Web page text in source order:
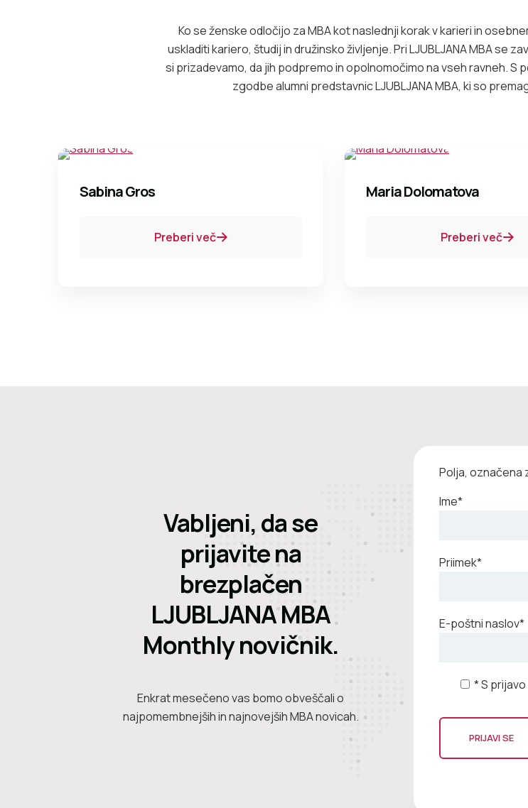
Ko se ženske odločijo za MBA kot naslednji korak v karieri in
uskladiti kariero, študij in družinsko življenje. Pri LJUBLJANA MBA se
si prizadevamo, da jih podpremo in opolnomočimo na vseh ravneh. S
zgodbe alumni predstavnic LJUBLJANA MBA, ki so
Sabina Gros
Preberi več
Maria Dolomatova
Preberi več
Vabljeni, da se
prijavite na
brezplačen
LJUBLJANA MBA
Monthly novičnik.
Enkrat mesečeno vas bomo obveščali o
najpomembnejših in najnovejših MBA novicah.
Polja, označena
Ime*
Priimek*
E-poštni naslov*
* S